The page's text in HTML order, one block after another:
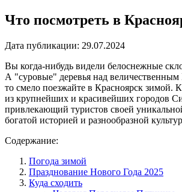
Что посмотреть в
Дата публикации: 29.07.2024
Вы когда-нибудь видели белоснежные
А "суровые" деревья над величественным
то смело поезжайте в Красноярск зимой.
из крупнейших и красивейших городов
привлекающий туристов своей
богатой историей и разнообразной
Содержание:
Погода зимой
Празднование Нового Года 2025
Куда сходить